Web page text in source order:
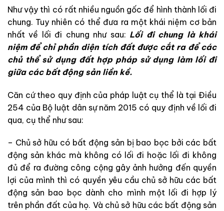
Như vậy thì có rất nhiều nguồn gốc để hình thành lối đi
chung. Tuy nhiên có thể đưa ra một khái niệm cơ bản
nhất về lối đi chung như sau: Lối đi chung là khái
niệm để chỉ phần diện tích đất được cắt ra để các
chủ thể sử dụng đất hợp pháp sử dụng làm lối đi
giữa các bất động sản liền kề.
Căn cứ theo quy định của pháp luật cụ thể là tại Điều
254 của Bộ luật dân sự năm 2015 có quy định về lối đi
qua, cụ thể như sau:
– Chủ sở hữu có bất động sản bị bao bọc bởi các bất
động sản khác mà không có lối đi hoặc lối đi không
đủ để ra đường công cộng gây ảnh hưởng đến quyền
lợi của mình thì có quyền yêu cầu chủ sở hữu các bất
động sản bao bọc dành cho mình một lối đi hợp lý
trên phần đất của họ. Và chủ sở hữu các bất động sản